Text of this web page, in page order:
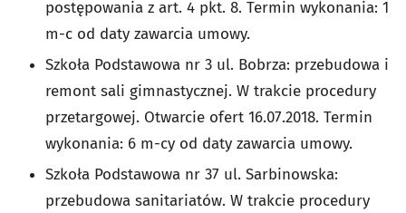
postępowania z art. 4 pkt. 8. Termin wykonania: 1
m-c od daty zawarcia umowy.
Szkoła Podstawowa nr 3 ul. Bobrza: przebudowa i
remont sali gimnastycznej. W trakcie procedury
przetargowej. Otwarcie ofert 16.07.2018. Termin
wykonania: 6 m-cy od daty zawarcia umowy.
Szkoła Podstawowa nr 37 ul. Sarbinowska:
przebudowa sanitariatów. W trakcie procedury